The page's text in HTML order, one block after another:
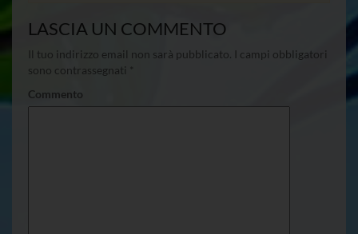
LASCIA UN COMMENTO
Il tuo indirizzo email non sarà pubblicato. I campi obbligatori
sono contrassegnati
Commento